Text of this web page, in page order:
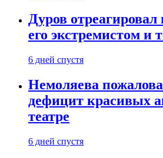
Дуров отреагировал
его экстремистом и
6 дней спустя
Немоляева
дефицит красивых
театре
6 дней спустя